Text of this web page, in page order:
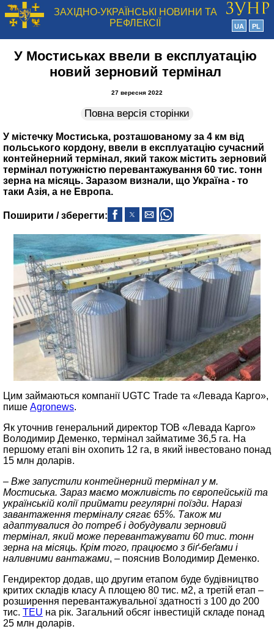
ЗАХІДНО-УКРАЇНСЬКІ НОВИНИ ТА
РЕФЛЕКСІЇ
UA PL
У Мостиськах ввели в експлуатацію
новий зерновий термінал
27 вересня 2022
Повна версія сторінки
У містечку Мостиська, розташованому за 4 км від
польського кордону, ввели в експлуатацію сучасний
контейнерний термінал, який також містить зерновий
термінал потужністю перевантажування 60 тис. тонн
зерна на місяць. Заразом визнали, що Україна ‑ то
таки Азія, а не Европа.
Поширити / зберегти:
Цим займаються компанії UGTC Trade та «Левада Карго»,
пише Agronews.
Як уточнив генеральний директор ТОВ «Левада Карго»
Володимир Деменко, термінал займатиме 36,5 га. На
першому етапі він охопить 12 га, в який інвестовано понад
15 млн доларів.
– Вже запустили контейнерний термінал у м.
Мостиська. Зараз маємо можливість по європейській та
українській колії приймати регулярні поїзди. Наразі
завантаження терміналу сягає 65%. Також ми
адаптувалися до потреб і добудували зерновий
термінал, який може перевантажувати 60 тис. тонн
зерна на місяць. Крім того, працюємо з біґ-беґами і
наливними вантажами, – пояснив Володимир Деменко.
Гендиректор додав, що другим етапом буде будівництво
критих складів класу А площею 80 тис. м2, а третій етап –
розширення перевантажувальної здатності з 100 до 200
тис. TEU на рік. Загальний обсяг інвестицій складе понад
25 млн доларів.